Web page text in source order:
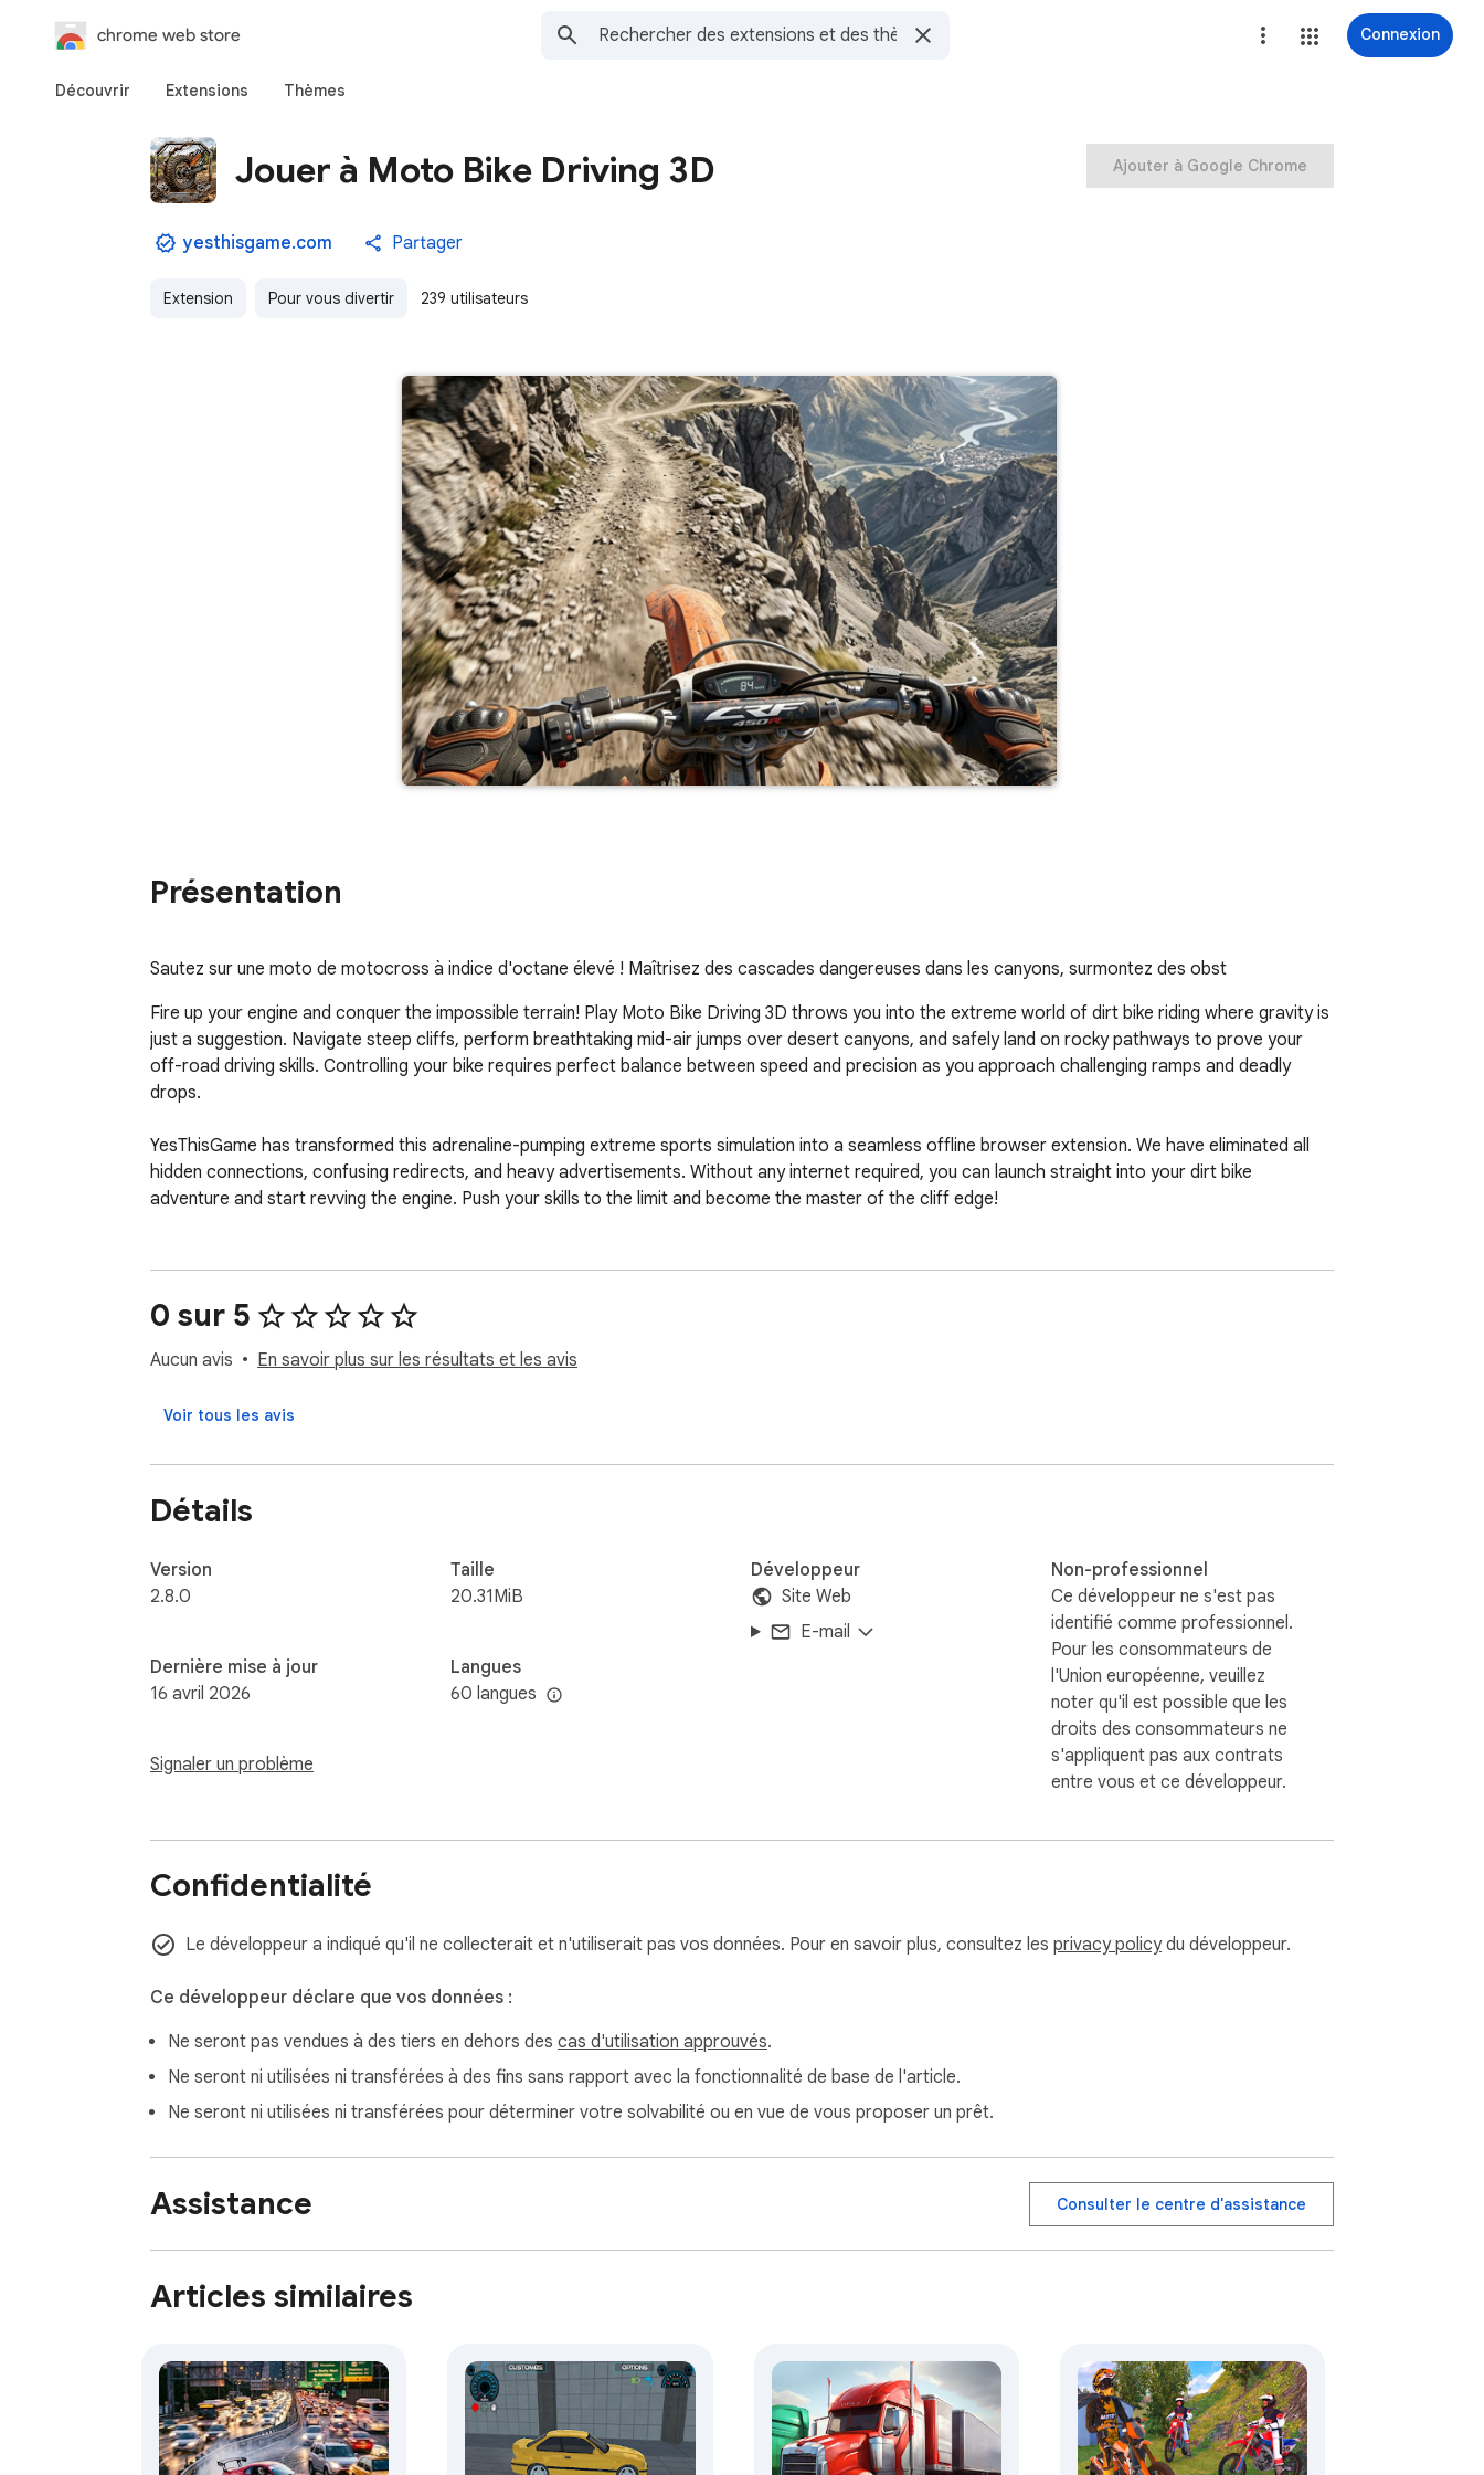
chrome web store Connexion
Découvrir Extensions Thèmes
Jouer à Moto Bike Driving 3D
yesthisgame.com Partager
Extension Pour vous divertir 239 utilisateurs
Ajouter à Google Chrome
Présentation
Sautez sur une moto de motocross à indice d'octane élevé ! Maîtrisez des cascades dangereuses dans les canyons, surmontez des obst
Fire up your engine and conquer the impossible terrain! Play Moto Bike Driving 3D throws you into the extreme world of dirt bike riding where gravity is
just a suggestion. Navigate steep cliffs, perform breathtaking mid-air jumps over desert canyons, and safely land on rocky pathways to prove your
off-road driving skills. Controlling your bike requires perfect balance between speed and precision as you approach challenging ramps and deadly
drops.
YesThisGame has transformed this adrenaline-pumping extreme sports simulation into a seamless offline browser extension. We have eliminated all
hidden connections, confusing redirects, and heavy advertisements. Without any internet required, you can launch straight into your dirt bike
adventure and start revving the engine. Push your skills to the limit and become the master of the cliff edge!
0 sur 5
Aucun avis En savoir plus sur les résultats et les avis
Voir tous les avis
Détails
Version
2.8.0
Dernière mise à jour
16 avril 2026
Signaler un problème
Taille
20.31MiB
Langues
60 langues
Développeur
Site Web
E-mail
Non-professionnel
Ce développeur ne s'est pas
identifié comme professionnel.
Pour les consommateurs de
l'Union européenne, veuillez
noter qu'il est possible que les
droits des consommateurs ne
s'appliquent pas aux contrats
entre vous et ce développeur.
Confidentialité
Le développeur a indiqué qu'il ne collecterait et n'utiliserait pas vos données. Pour en savoir plus, consultez les privacy policydu développeur.
Ce développeur déclare que vos données :
Ne seront pas vendues à des tiers en dehors des cas d'utilisation approuvés.
Ne seront ni utilisées ni transférées à des fins sans rapport avec la fonctionnalité de base de l'article.
Ne seront ni utilisées ni transférées pour déterminer votre solvabilité ou en vue de vous proposer un prêt.
Assistance Consulter le centre d'assistance
Articles similaires